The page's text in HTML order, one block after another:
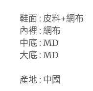
鞋面 : 皮料+網布
內裡 : 網布
中底 : MD
大底 : MD
產地 : 中國